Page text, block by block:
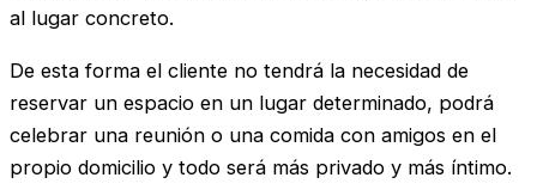
al lugar concreto.
De esta forma el cliente no tendrá la necesidad de
reservar un espacio en un lugar determinado, podrá
celebrar una reunión o una comida con amigos en el
propio domicilio y todo será más privado y más íntimo.